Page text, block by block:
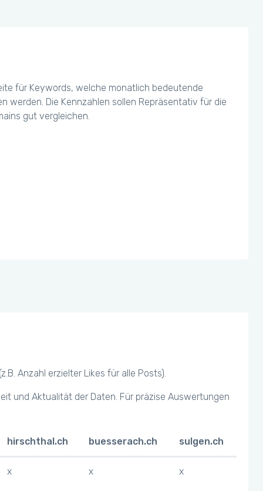
für Keywords, welche monatlich bedeutende
werden. Die Kennzahlen sollen Repräsentativ für die
gut vergleichen.
Anzahl erzielter Likes für alle Posts).
und Aktualität der Daten. Für präzise Auswertungen
hirschthal.ch buesserach.ch sulgen.ch
x x x